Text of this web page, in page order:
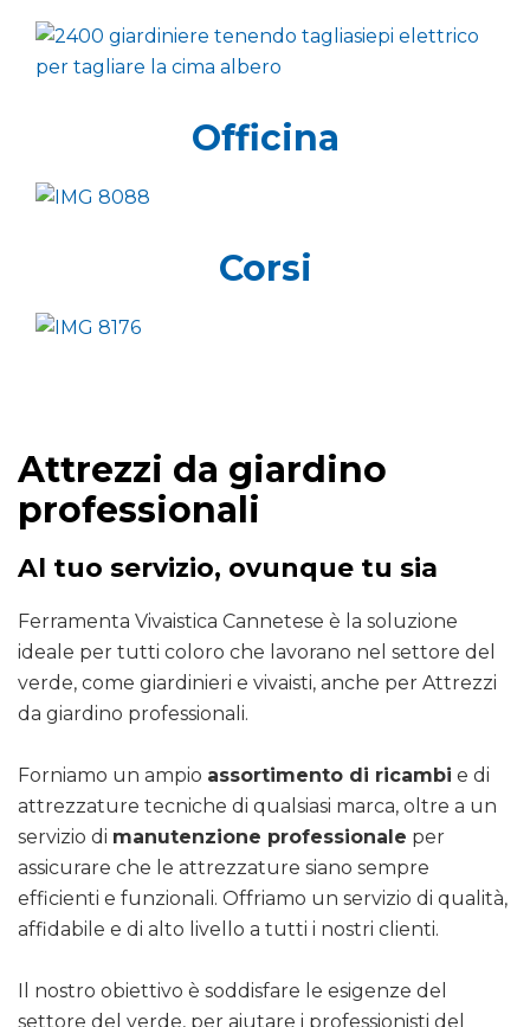
Officina
Corsi
Attrezzi da giardino
professionali
Al tuo servizio, ovunque tu sia
Ferramenta Vivaistica Cannetese è la soluzione
ideale per tutti coloro che lavorano nel settore del
verde, come giardinieri e vivaisti, anche per Attrezzi
da giardino professionali.
Forniamo un ampio assortimento di ricambi e di
attrezzature tecniche di qualsiasi marca, oltre a un
servizio di manutenzione professionale per
assicurare che le attrezzature siano sempre
efficienti e funzionali. Offriamo un servizio di qualità,
affidabile e di alto livello a tutti i nostri clienti.
Il nostro obiettivo è soddisfare le esigenze del
settore del verde, per aiutare i professionisti del